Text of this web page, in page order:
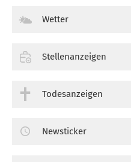
Wetter
Stellenanzeigen
Todesanzeigen
Newsticker